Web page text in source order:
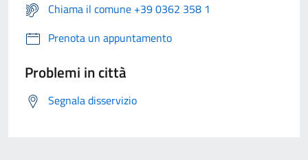
Chiama il comune +39 0362 358 1
Prenota un appuntamento
Problemi in città
Segnala disservizio